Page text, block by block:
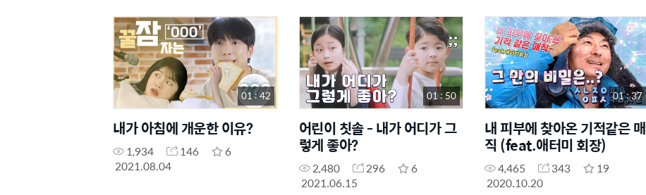
01 : 42
내가 아침에 개운한 이유?
1,934 146
6
2021.08.04
01 : 50
어린이 칫솔 - 내가 어디가 그
렇게 좋아?
2,480 296
6
2021.06.15
01 : 37
내 피부에 찾아온 기적같은 매
직 (feat.애터미 회장)
4,465 343
19
2020.10.20